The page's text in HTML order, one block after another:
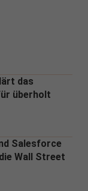
das
überholt
Salesforce
Wall Street